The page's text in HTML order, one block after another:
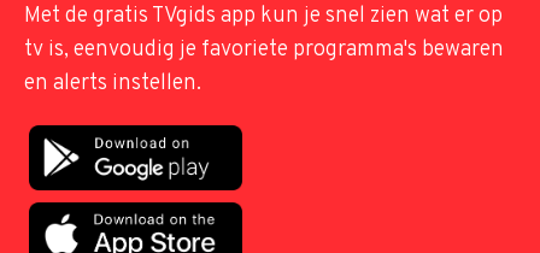
Met de gratis TVgids app kun je snel zien wat er op
tv is, eenvoudig je favoriete programma's bewaren
en alerts instellen.